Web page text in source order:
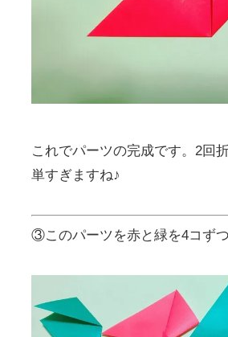
これでパーツの完成です。2回
単すぎますね♪
③このパーツを赤と緑を4コずつ